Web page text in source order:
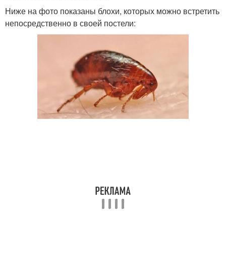
Ниже на фото показаны блохи, которых можно встретить
непосредственно в своей постели: